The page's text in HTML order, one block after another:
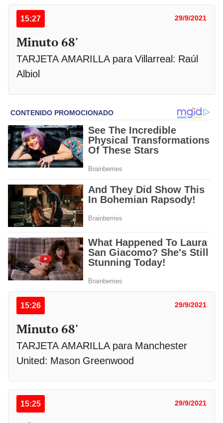
15:27 29/9/2021
Minuto 68'
TARJETA AMARILLA para Villarreal: Raúl
Albiol
15:26 29/9/2021
Minuto 68'
TARJETA AMARILLA para Manchester
United: Mason Greenwood
15:25 29/9/2021